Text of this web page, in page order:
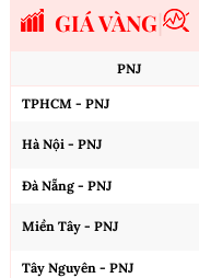
GIÁ VÀNG
PNJ
TPHCM - PNJ
Hà Nội - PNJ
Đà Nẵng - PNJ
Miền Tây - PNJ
Tây Nguyên - PNJ